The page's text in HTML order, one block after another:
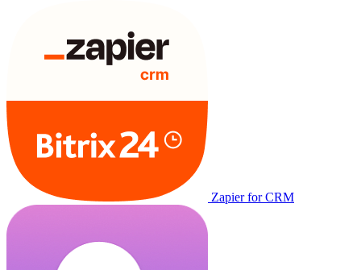
Zapier for CRM